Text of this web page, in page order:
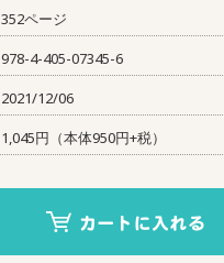
352ページ
978-4-405-07345-6
2021/12/06
1,045円（本体950円+税）